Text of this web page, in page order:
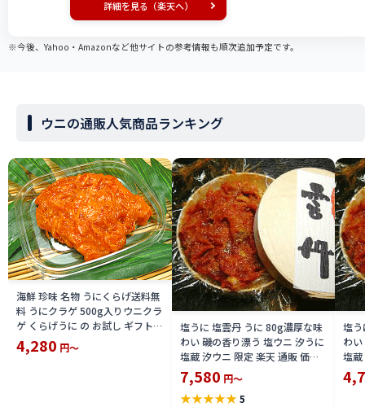
詳細を見る（楽天へ）
※今後、Yahoo・Amazonなど他サイトの参考情報も順次追加予定です。
ウニの通販人気商品ランキング
海鮮 珍味 名物 うにくらげ送料無
料 うにクラゲ 500g入りウニクラ
ゲ くらげうに の お試し ギフト
にも 通販 で食感と珍味の味わい
雲丹くらげ うに くらげ簡易包装
4,280 円～
塩うに 塩雲丹 うに 80g濃厚な味
わい 磯の香り漂う 塩ウニ 汐うに
塩蔵 汐ウニ 限定 楽天 通販 価格
特価 販売 お土産
7,580 円～
★★★★★ 5
塩
わ
塩蔵
特